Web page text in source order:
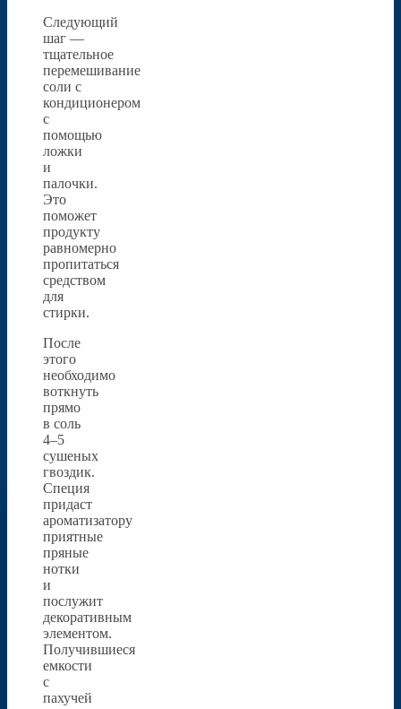
Следующий
шаг —
тщательное
перемешивание
соли с
кондиционером
с
помощью
ложки
и
палочки.
Это
поможет
продукту
равномерно
пропитаться
средством
для
стирки.
После
этого
необходимо
воткнуть
прямо
в соль
4–5
сушеных
гвоздик.
Специя
придаст
ароматизатору
приятные
пряные
нотки
и
послужит
декоративным
элементом.
Получившиеся
емкости
с
пахучей